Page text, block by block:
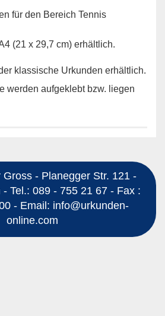
für den Bereich Tennis
(21 x 29,7 cm) erhältlich.
klassische Urkunden erhältlich.
werden aufgeklebt bzw. liegen
Gross - Planegger Str. 121 -
Tel.: 089 - 755 21 67 - Fax :
- Email: info@urkunden-
online.com